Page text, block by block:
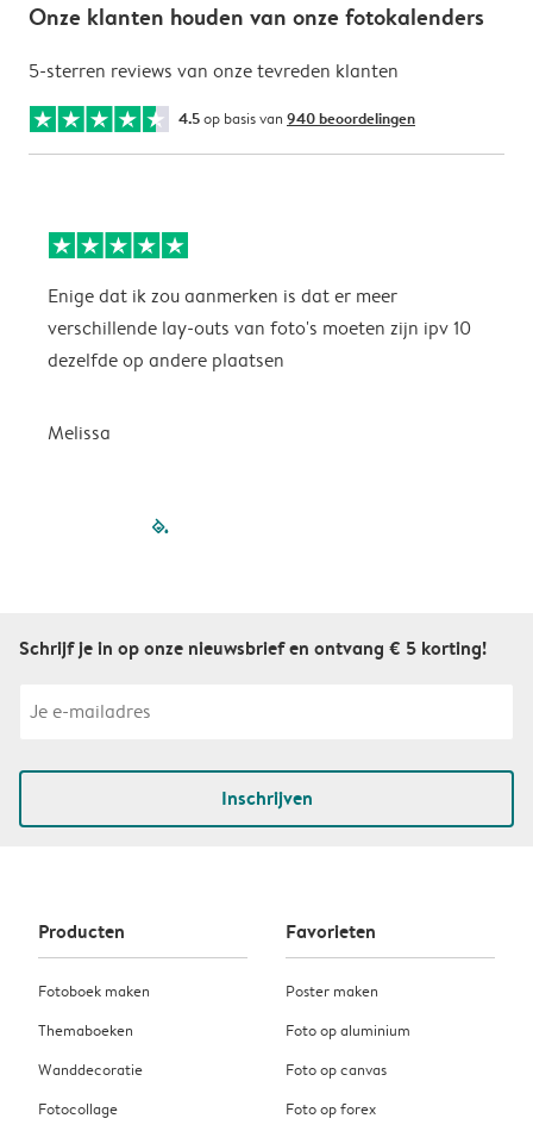
Onze klanten houden van onze fotokalenders
5-sterren reviews van onze tevreden klanten
4.5op basis van 940 beoordelingen
Enige dat ik zou aanmerken is dat er meer
verschillende lay-outs van foto's moeten zijn ipv 10
dezelfde op andere plaatsen
Melissa
filled-pagination
Schrijf je in op onze nieuwsbrief en ontvang € 5 korting!
Inschrijven
Producten
Fotoboek maken
Themaboeken
Wanddecoratie
Fotocollage
Favorieten
Poster maken
Foto op aluminium
Foto op canvas
Foto op forex